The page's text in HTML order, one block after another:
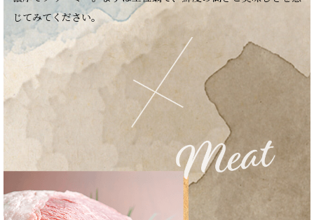
じてみてください。